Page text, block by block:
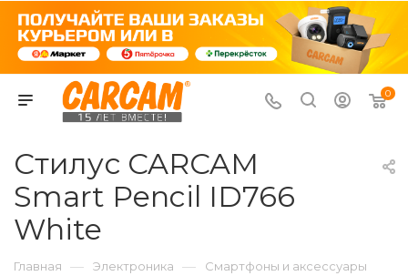
0
Стилус CARCAM
Smart Pencil ID766
White
Главная — Электроника — Смартфоны и аксессуары